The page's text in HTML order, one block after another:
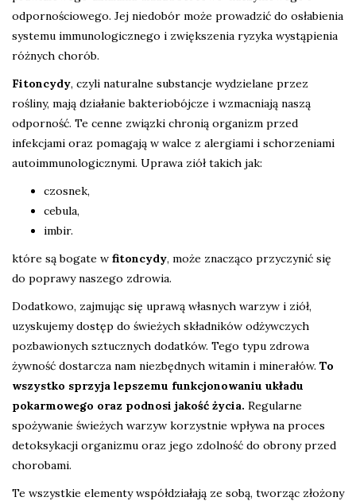
odpornościowego. Jej niedobór może prowadzić do osłabienia
systemu immunologicznego i zwiększenia ryzyka wystąpienia
różnych chorób.
Fitoncydy, czyli naturalne substancje wydzielane przez
rośliny, mają działanie bakteriobójcze i wzmacniają naszą
odporność. Te cenne związki chronią organizm przed
infekcjami oraz pomagają w walce z alergiami i schorzeniami
autoimmunologicznymi. Uprawa ziół takich jak:
czosnek,
cebula,
imbir.
które są bogate w fitoncydy, może znacząco przyczynić się
do poprawy naszego zdrowia.
Dodatkowo, zajmując się uprawą własnych warzyw i ziół,
uzyskujemy dostęp do świeżych składników odżywczych
pozbawionych sztucznych dodatków. Tego typu zdrowa
żywność dostarcza nam niezbędnych witamin i minerałów. To
wszystko sprzyja lepszemu funkcjonowaniu układu
pokarmowego oraz podnosi jakość życia. Regularne
spożywanie świeżych warzyw korzystnie wpływa na proces
detoksykacji organizmu oraz jego zdolność do obrony przed
chorobami.
Te wszystkie elementy współdziałają ze sobą, tworząc złożony